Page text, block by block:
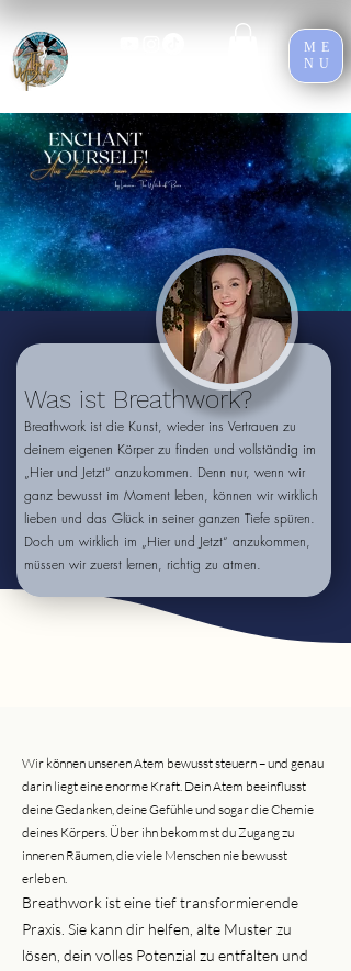
ME
NU
Was ist Breathwork?
Breathwork ist die Kunst, wieder ins Vertrauen zu
deinem eigenen Körper zu finden und vollständig im
„Hier und Jetzt“ anzukommen. Denn nur, wenn wir
ganz bewusst im Moment leben, können wir wirklich
lieben und das Glück in seiner ganzen Tiefe spüren.
Doch um wirklich im „Hier und Jetzt“ anzukommen,
müssen wir zuerst lernen, richtig zu atmen.
Wir können unseren Atem bewusst steuern – und genau
darin liegt eine enorme Kraft. Dein Atem beeinflusst
deine Gedanken, deine Gefühle und sogar die Chemie
deines Körpers. Über ihn bekommst du Zugang zu
inneren Räumen, die viele Menschen nie bewusst
erleben.
Breathwork ist eine tief transformierende
Praxis. Sie kann dir helfen, alte Muster zu
lösen, dein volles Potenzial zu entfalten und